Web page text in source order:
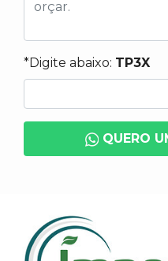
*Digite abaixo: TP3X
QUERO